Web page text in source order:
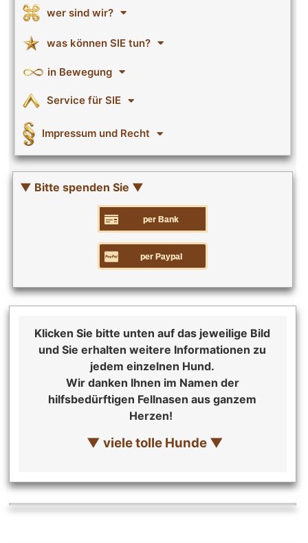
wer sind wir?
was können SIE tun?
in Bewegung
Service für SIE
Impressum und Recht
▼ Bitte spenden Sie ▼
per Bank
per Paypal
Klicken Sie bitte unten auf das jeweilige Bild
und Sie erhalten weitere Informationen zu
jedem einzelnen Hund.
Wir danken Ihnen im Namen der
hilfsbedürftigen Fellnasen aus ganzem
Herzen!
▼ viele tolle Hunde ▼